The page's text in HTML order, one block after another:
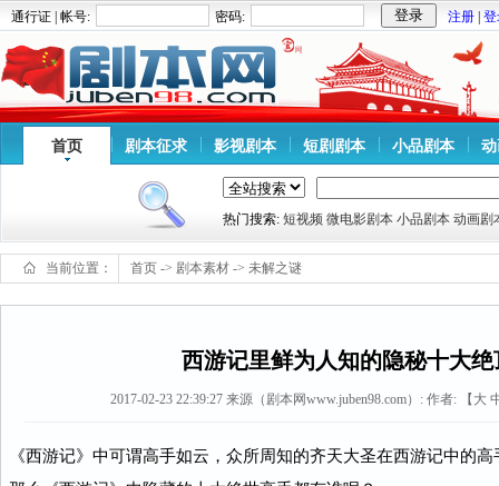
通行证 | 帐号: 密码: 注册
首页 剧本征求 影视剧本 短剧剧本 小品剧本
热门搜索: 短视频 微电影剧本 小品剧本 动画剧
当前位置： 首页 -> 剧本素材 -> 未解之谜
西游记里鲜为人知的隐秘十大
2017-02-23 22:39:27 来源（剧本网www.juben98.com）: 作者: 【 大
《西游记》中可谓高手如云，众所周知的齐天大圣在西游记中的